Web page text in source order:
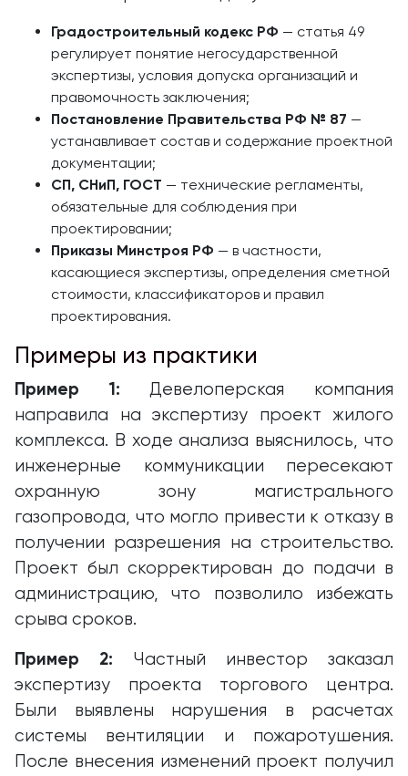
Градостроительный кодекс РФ — статья 49
регулирует понятие негосударственной
экспертизы, условия допуска организаций и
правомочность заключения;
Постановление Правительства РФ № 87 —
устанавливает состав и содержание проектной
документации;
СП, СНиП, ГОСТ — технические регламенты,
обязательные для соблюдения при
проектировании;
Приказы Минстроя РФ — в частности,
касающиеся экспертизы, определения сметной
стоимости, классификаторов и правил
проектирования.
Примеры из практики
Пример 1: Девелоперская компания
направила на экспертизу проект жилого
комплекса. В ходе анализа выяснилось, что
инженерные коммуникации пересекают
охранную зону магистрального
газопровода, что могло привести к отказу в
получении разрешения на строительство.
Проект был скорректирован до подачи в
администрацию, что позволило избежать
срыва сроков.
Пример 2: Частный инвестор заказал
экспертизу проекта торгового центра.
Были выявлены нарушения в расчетах
системы вентиляции и пожаротушения.
После внесения изменений проект получил